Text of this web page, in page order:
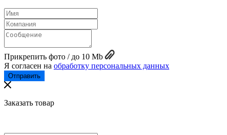
Прикрепить фото / до 10 Mb
Я согласен на обработку персональных данных
Заказать товар